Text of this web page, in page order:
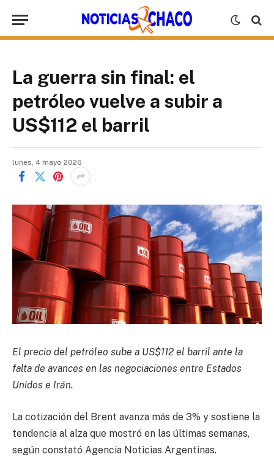
La guerra sin final: el
petróleo vuelve a subir a
US$112 el barril
lunes, 4 mayo 2026
El precio del petróleo sube a US$112 el barril ante la
falta de avances en las negociaciones entre Estados
Unidos e Irán.
La cotización del Brent avanza más de 3% y sostiene la
tendencia al alza que mostró en las últimas semanas,
según constató Agencia Noticias Argentinas.